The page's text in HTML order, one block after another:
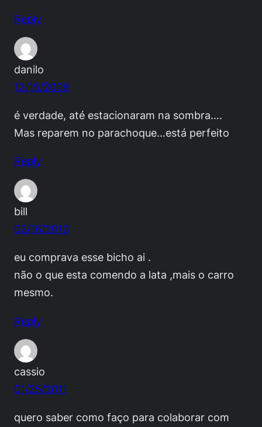
Reply
danilo
12/15/2009
é verdade, até estacionaram na sombra….
Mas reparem no parachoque…está perfeito
Reply
bill
02/16/2010
eu comprava esse bicho ai .
não o que esta comendo a lata ,mais o carro
mesmo.
Reply
cassio
01/25/2011
quero saber como faço para colaborar com